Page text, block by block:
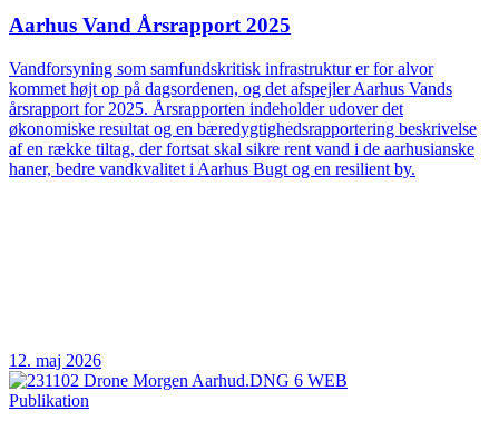
Aarhus Vand Årsrapport 2025
Vandforsyning som samfundskritisk infrastruktur er for alvor
kommet højt op på dagsordenen, og det afspejler Aarhus Vands
årsrapport for 2025. Årsrapporten indeholder udover det
økonomiske resultat og en bæredygtighedsrapportering beskrivelse
af en række tiltag, der fortsat skal sikre rent vand i de aarhusianske
haner, bedre vandkvalitet i Aarhus Bugt og en resilient by.
12. maj 2026
Publikation